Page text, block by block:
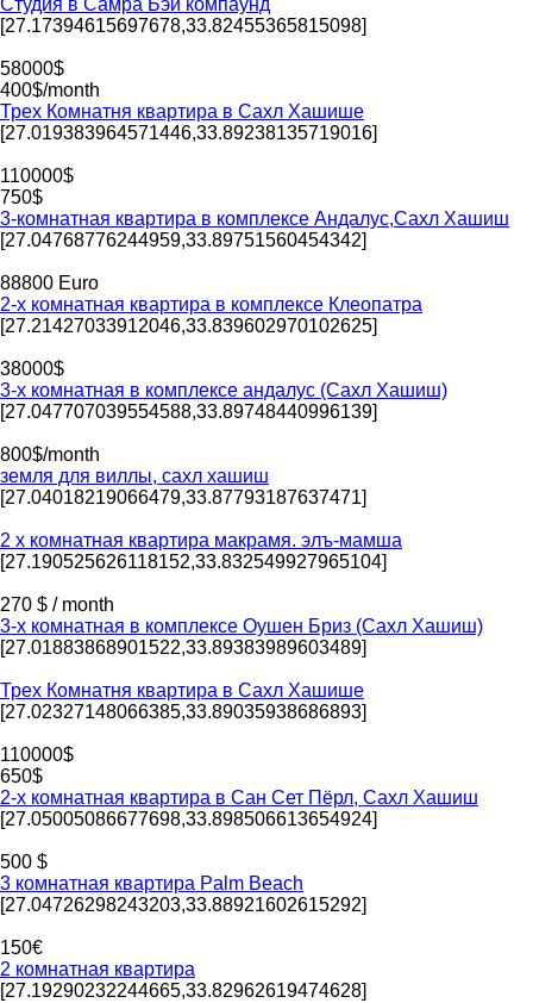
Студия в Самра Бэй компаунд
[27.17394615697678,33.82455365815098]
58000$
400$/month
Трех Комнатня квартира в Сахл Хашише
[27.019383964571446,33.89238135719016]
110000$
750$
3-комнатная квартира в комплексе Андалус,Сахл Хашиш
[27.04768776244959,33.89751560454342]
88800 Euro
2-х комнатная квартира в комплексе Клеопатра
[27.21427033912046,33.839602970102625]
38000$
3-х комнатная в комплексе андалус (Сахл Хашиш)
[27.047707039554588,33.89748440996139]
800$/month
земля для виллы, сахл хашиш
[27.04018219066479,33.87793187637471]
2 х комнатная квартира макрамя. элъ-мамша
[27.190525626118152,33.832549927965104]
270 $ / month
3-х комнатная в комплексе Оушен Бриз (Сахл Хашиш)
[27.01883868901522,33.89383989603489]
Трех Комнатня квартира в Сахл Хашише
[27.02327148066385,33.89035938686893]
110000$
650$
2-х комнатная квартира в Сан Сет Пёрл, Сахл Хашиш
[27.05005086677698,33.898506613654924]
500 $
3 комнатная квартира Palm Beach
[27.04726298243203,33.88921602615292]
150€
2 комнатная квартира
[27.19290232244665,33.82962619474628]